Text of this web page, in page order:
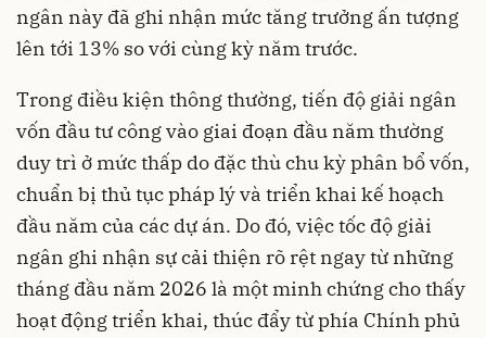
ngân này đã ghi nhận mức tăng trưởng ấn tượng
lên tới 13% so với cùng kỳ năm trước.
Trong điều kiện thông thường, tiến độ giải ngân
vốn đầu tư công vào giai đoạn đầu năm thường
duy trì ở mức thấp do đặc thù chu kỳ phân bổ vốn,
chuẩn bị thủ tục pháp lý và triển khai kế hoạch
đầu năm của các dự án. Do đó, việc tốc độ giải
ngân ghi nhận sự cải thiện rõ rệt ngay từ những
tháng đầu năm 2026 là một minh chứng cho thấy
hoạt động triển khai, thúc đẩy từ phía Chính phủ